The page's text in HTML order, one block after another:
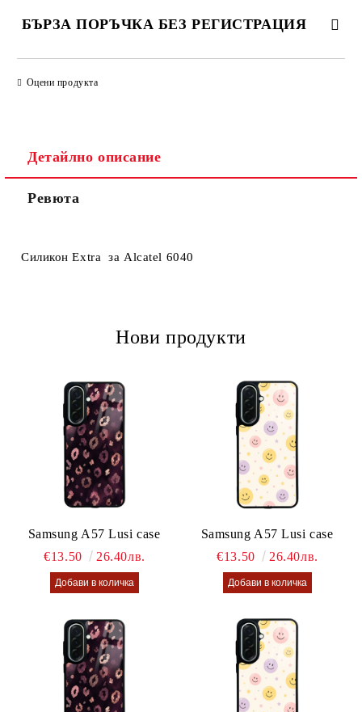
БЪРЗА ПОРЪЧКА БЕЗ РЕГИСТРАЦИЯ
Оцени продукта
Детайлно описание
Ревюта
Силикон Extra за Alcatel 6040
Нови продукти
Samsung A57 Lusi case
€13.50
26.40лв.
Samsung A57 Lusi case
€13.50
26.40лв.